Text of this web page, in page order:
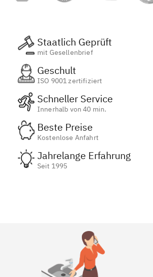
Staatlich Geprüft
mit Gesellenbrief
Geschult
ISO 9001 zertifiziert
Schneller Service
Innerhalb von 40 min.
Beste Preise
Kostenlose Anfahrt
Jahrelange Erfahrung
Seit 1995